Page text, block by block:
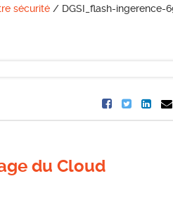
sécurité / DGSI_flash-ingerence-
du Cloud